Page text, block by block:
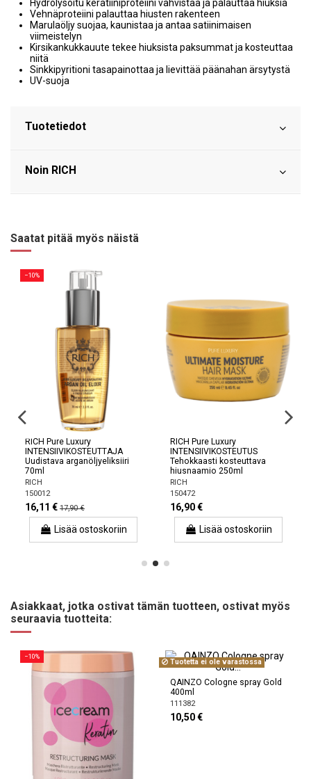
Hydrolysoitu keratiiniproteiini vahvistaa ja palauttaa hiuksia
Vehnäproteiini palauttaa hiusten rakenteen
Marulaöljy suojaa, kaunistaa ja antaa satiinimaisen
viimeistelyn
Kirsikankukkauute tekee hiuksista paksummat ja kosteuttaa
niitä
Sinkkipyritioni tasapainottaa ja lievittää päänahan ärsytystä
UV-suoja
Tuotetiedot
Noin RICH
Saatat pitää myös näistä
−10%
RICH Pure Luxury
INTENSIIVIKOSTEUTTAJA
Uudistava arganöljyeliksiiri
70ml
RICH
150012
16,11 € 17,90 €
Lisää ostoskoriin
RICH Pure Luxury
INTENSIIVIKOSTEUTUS
Tehokkaasti kosteuttava
hiusnaamio 250ml
RICH
150472
16,90 €
Lisää ostoskoriin
Asiakkaat, jotka ostivat tämän tuotteen, ostivat myös
seuraavia tuotteita:
−10%
Tuotetta ei ole varastossa
QAINZO Cologne spray Gold
400ml
111382
10,50 €